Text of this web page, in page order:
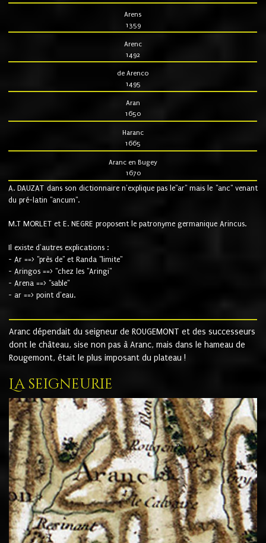
Arens
1359
Arenc
1492
de Arenco
1495
Aran
1650
Haranc
1665
Aranc en Bugey
1670
A. DAUZAT dans son dictionnaire n'explique pas le"ar" mais le "anc" venant
du pré-latin "ancum".
M.T MORLET et E. NEGRE proposent le patronyme germanique Arincus.
Il existe d'autres explications :
- Ar ==> "près de" et Randa "limite"
- Aringos ==> "chez les "Aringi"
- Arena ==> "sable"
- ar ==> point d'eau.
Aranc dépendait du seigneur de ROUGEMONT et des successeurs
dont le château, sise non pas à Aranc, mais dans le hameau de
Rougemont, était le plus imposant du plateau !
La seigneurie